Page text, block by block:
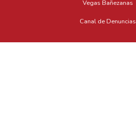
Vegas Bañezanas
Canal de Denuncias